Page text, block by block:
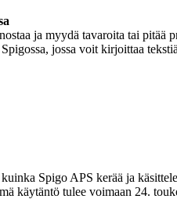
ja myydä tavaroita tai pitää
jossa voit kirjoittaa
Spigo APS kerää ja
käytäntö tulee voimaan 24.